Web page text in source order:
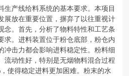
生产线给料系统的基本要求。本项目
展放在重要位置，摒弃了以往重视计
念。首先，分析了物料特性和工艺条
求。进料装置位于粉仓底部，粉仓内
冲击力都会影响进料稳定性。粉料细
流动性好，特别是无烟物料混合过程
使得稳定进料更加困难。粉末的水